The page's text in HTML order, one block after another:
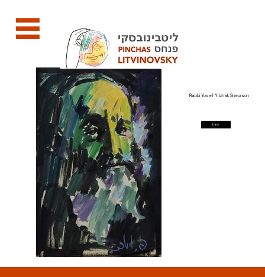
Rabbi Yosef Yitzhak Sneurson
back